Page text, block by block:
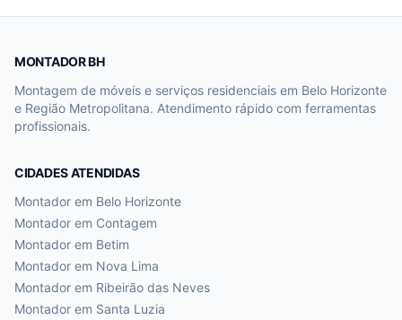
MONTADOR BH
Montagem de móveis e serviços residenciais em Belo Horizonte
e Região Metropolitana. Atendimento rápido com ferramentas
profissionais.
CIDADES ATENDIDAS
Montador em Belo Horizonte
Montador em Contagem
Montador em Betim
Montador em Nova Lima
Montador em Ribeirão das Neves
Montador em Santa Luzia